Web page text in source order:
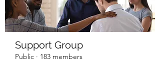
Support Group
Public · 183 members